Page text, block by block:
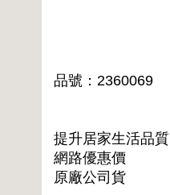
品號：2360069
提升居家生活品質
網路優惠價
原廠公司貨